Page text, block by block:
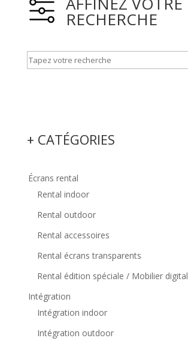
RECHERCHE
+ CATÉGORIES
Écrans rental
Rental indoor
Rental outdoor
Rental accessoires
Rental écrans transparents
Rental édition spéciale / Mobilier digital
Intégration
Intégration indoor
Intégration outdoor